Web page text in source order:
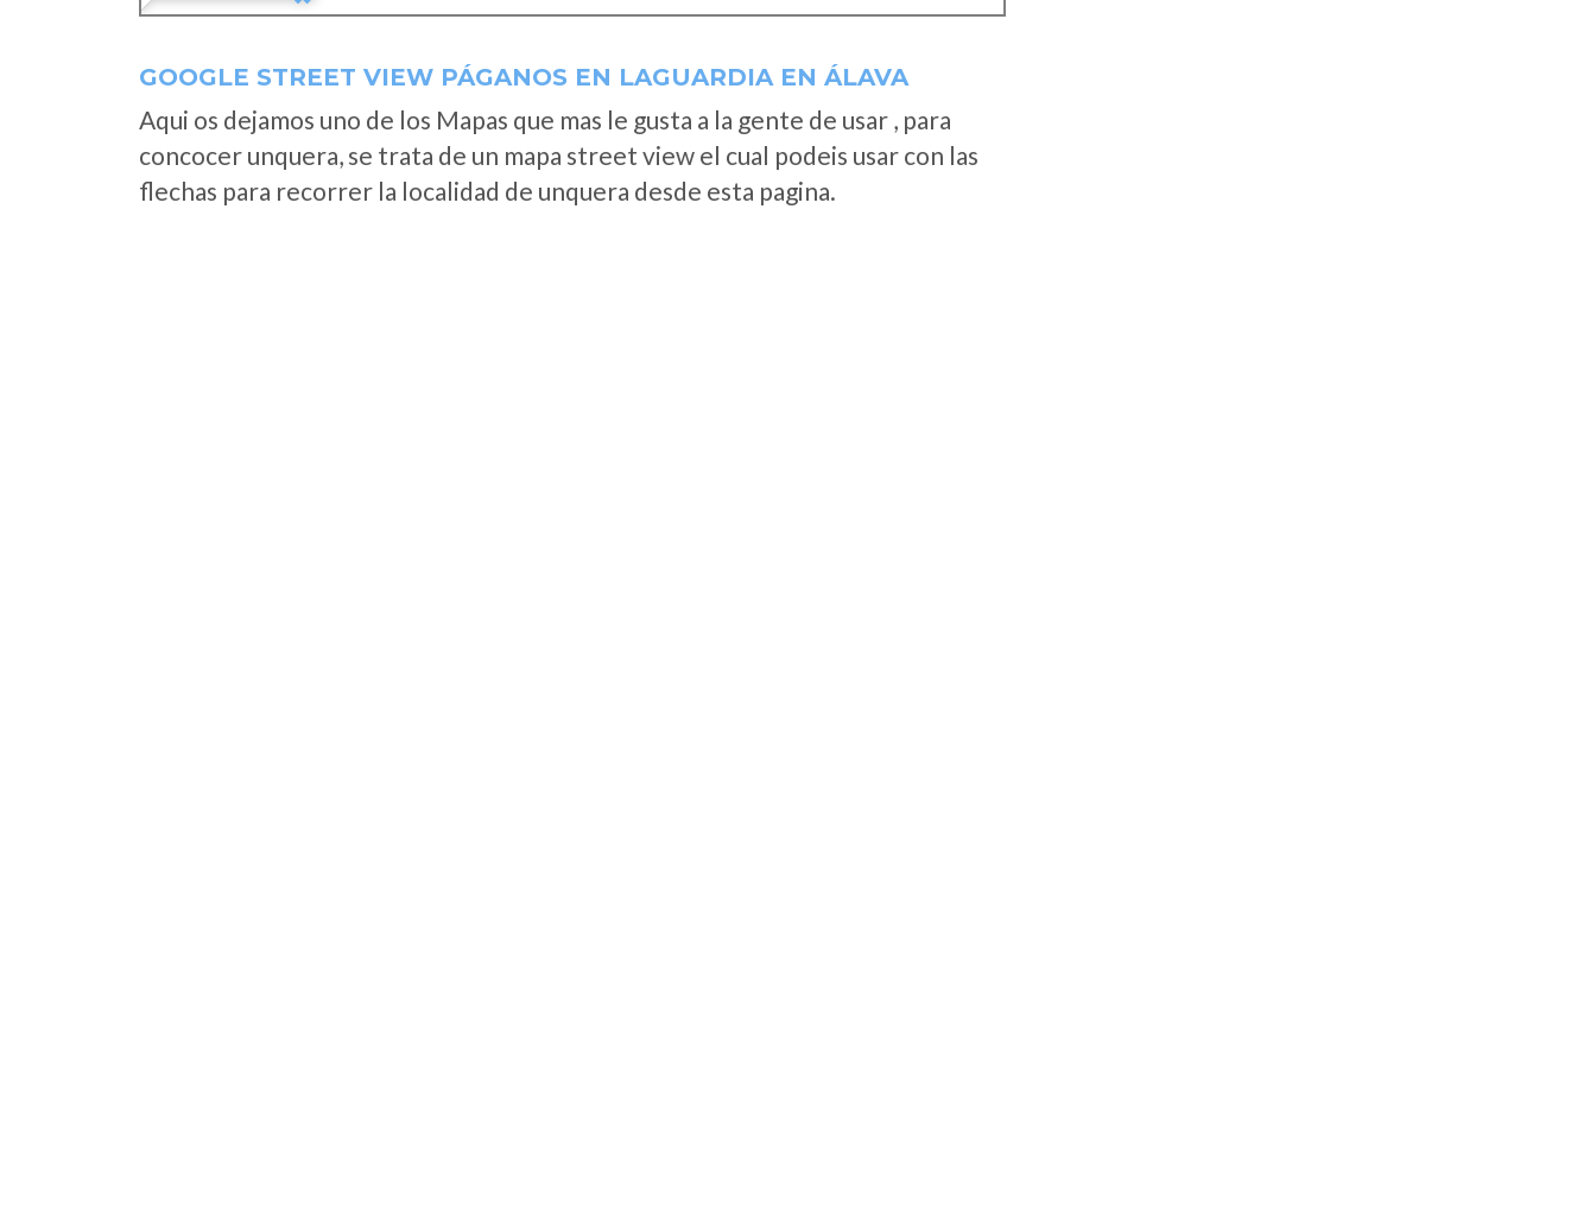
GOOGLE STREET VIEW PÁGANOS EN LAGUARDIA EN ÁLAVA
Aqui os dejamos uno de los Mapas que mas le gusta a la gente de usar , para
concocer unquera, se trata de un mapa street view el cual podeis usar con las
flechas para recorrer la localidad de unquera desde esta pagina.